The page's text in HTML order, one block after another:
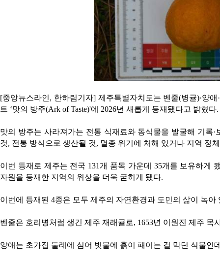
[중앙뉴스라인, 한하림기자] 제주특별자치도는 벤줄(병귤)·양
트 ‘맛의 방주(Ark of Taste)'에 2026년 새롭게 등재됐다고 밝혔다.
맛의 방주는 사라져가는 전통 식재료와 동식물을 발굴해 기록
것, 전통 방식으로 생산될 것, 멸종 위기에 처해 있거나 지역 정
이번 등재로 제주는 전국 131개 품목 가운데 35개를 보유하게
자원을 등재한 지역의 위상을 더욱 굳히게 됐다.
이번에 등재된 4종은 모두 제주의 자연환경과 도민의 삶이 녹아
벤줄은 호리병처럼 생긴 제주 재래귤로, 1653년 이원진 제주
양애는 초가집 둘레에 심어 빗물에 흙이 패이는 걸 막던 식물인